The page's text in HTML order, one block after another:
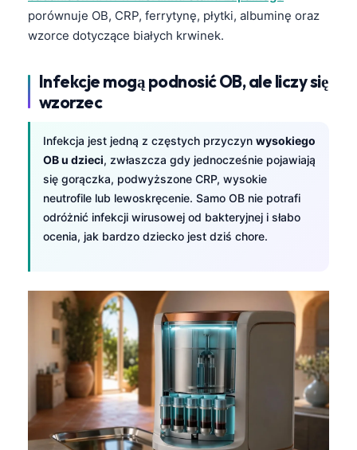
porównuje OB, CRP, ferrytynę, płytki, albuminę oraz
wzorce dotyczące białych krwinek.
Infekcje mogą podnosić OB, ale liczy się
wzorzec
Infekcja jest jedną z częstych przyczyn wysokiego
OB u dzieci, zwłaszcza gdy jednocześnie pojawiają
się gorączka, podwyższone CRP, wysokie
neutrofile lub lewoskręcenie. Samo OB nie potrafi
odróżnić infekcji wirusowej od bakteryjnej i słabo
ocenia, jak bardzo dziecko jest dziś chore.